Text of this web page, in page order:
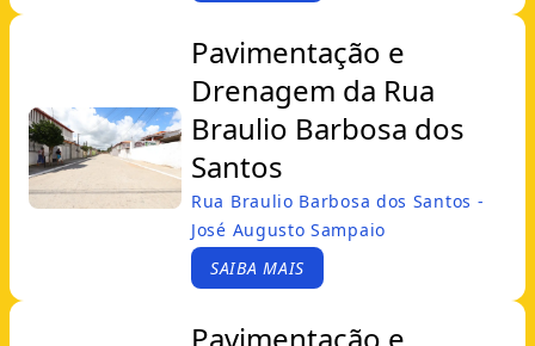
Pavimentação e
Drenagem da Rua
Braulio Barbosa dos
Santos
Rua Braulio Barbosa dos Santos -
José Augusto Sampaio
SAIBA MAIS